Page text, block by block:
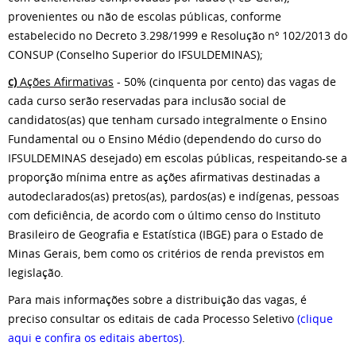
provenientes ou não de escolas públicas, conforme
estabelecido no Decreto 3.298/1999 e Resolução nº 102/2013 do
CONSUP (Conselho Superior do IFSULDEMINAS);
c)Ações Afirmativas - 50% (cinquenta por cento) das vagas de
cada curso serão reservadas para inclusão social de
candidatos(as) que tenham cursado integralmente o Ensino
Fundamental ou o Ensino Médio (dependendo do curso do
IFSULDEMINAS desejado) em escolas públicas, respeitando-se a
proporção mínima entre as ações afirmativas destinadas a
autodeclarados(as) pretos(as), pardos(as) e indígenas, pessoas
com deficiência, de acordo com o último censo do Instituto
Brasileiro de Geografia e Estatística (IBGE) para o Estado de
Minas Gerais, bem como os critérios de renda previstos em
legislação.
Para mais informações sobre a distribuição das vagas, é
preciso consultar os editais de cada Processo Seletivo (clique
aqui e confira os editais abertos)